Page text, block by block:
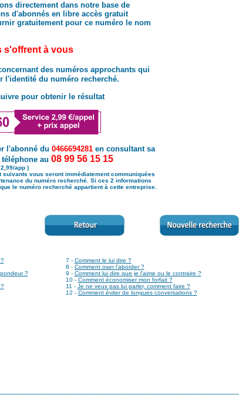
directement dans notre base de
d'abonnés en libre accès gratuit
gratuitement pour ce numéro le nom
s'offrent à vous
des numéros approchants qui
l'identité du numéro recherché.
pour obtenir le résultat
l'abonné du 0466694281 en consultant sa
au 08 99 56 15 15
2,99/app )
vous seront immédiatement communiquées
du numéro recherché. Si ces 2 informations
le numéro recherché appartient à cette entreprise.
?
7 - Comment le lui dire ?
8 - Comment oser l'aborder ?
9 - Comment lui dire que je l'aime ou le contraire ?
10 - Comment économiser mon forfait ?
11 - Je ne veux pas lui parler, comment faire ?
12 - Comment éviter de longues conversations ?